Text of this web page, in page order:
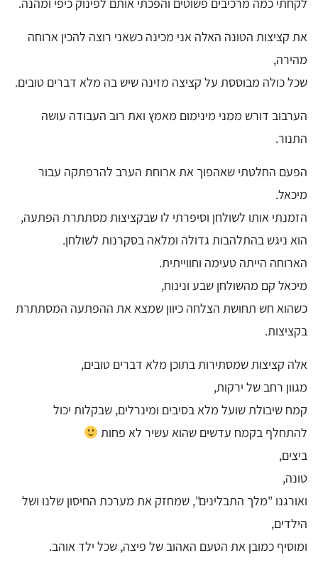
לקחתי כמה מרכיבים פשוטים והפכתי אותם לפינוק כיפי ומהנה.
את קציצות הטונה האלה אני מכינה כשאני רוצה להכין ארוחה
מהירה,
שכל כולה מבוססת על קציצה מזינה שיש בה מלא דברים טובים.
הערבוב דורש ממני מינימום מאמץ ואת רוב העבודה עושה
התנור.
הפעם החלטתי שאהפוך את ארוחת הערב להרפתקה עבור
מיכאל.
הזמנתי אותו לשולחן וסיפרתי לו שבקציצות מסתתרת הפתעה,
הוא ניגש בהתלהבות גדולה ומלאה בסקרנות לשולחן.
הארוחה הייתה טעימה וחווייתית.
מיכאל קם מהשולחן שבע ונינוח,
כשהוא חש תחושת הצלחה כיוון שמצא את ההפתעה המסתתרת
בקציצות.
אלה קציצות שמסתירות בתוכן מלא דברים טובים,
מגוון רחב של ירקות,
קמח שיבולת שועל מלא בסיבים ומינרלים, שבקלות יכול
להתחלף בקמח עדשים שהוא עשיר לא פחות
ביצים,
טונה,
ואורגנו "מלך התבלינים", שמחזק את מערכת החיסון שלנו ושל
הילדים,
ומוסיף כמובן את הטעם האהוב של פיצה, שכל ילד אוהב.